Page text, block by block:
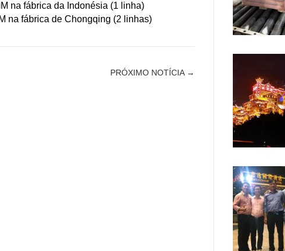
na fábrica da Indonésia (1 linha)
na fábrica de Chongqing (2 linhas)
PRÓXIMO NOTÍCIA →